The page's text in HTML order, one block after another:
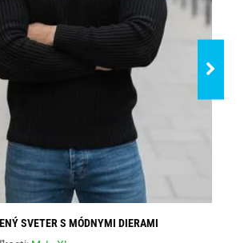
SVETER S MÓDNYMI DIERAMI